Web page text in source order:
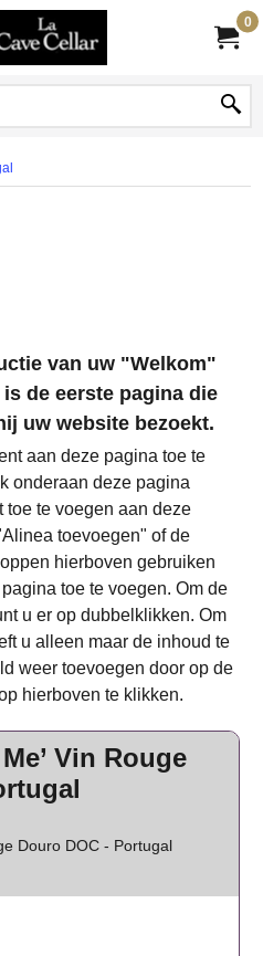
0
van uw "Welkom"
de eerste pagina die
uw website bezoekt.
aan deze pagina toe te
onderaan deze pagina
toe te voegen aan deze
toevoegen" of de
hierboven gebruiken
toe te voegen. Om de
u er op dubbelklikken. Om
u alleen maar de inhoud te
weer toevoegen door op de
hierboven te klikken.
Vin Rouge
Douro DOC - Portugal